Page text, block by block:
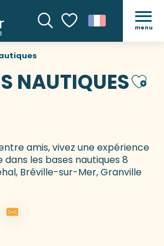
Recherche
Voir les favoris
menu
NAUTIQUES
amis, vivez une expérience
dans les bases nautiques 8
Bréville-sur-Mer, Granville